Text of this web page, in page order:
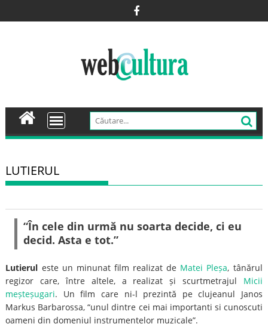
to
LUTIERUL
“În cele din urmă nu soarta decide, ci eu
decid. Asta e tot.”
Lutierul este un minunat film realizat de Matei Pleșa, tânărul
regizor care, între altele, a realizat și scurtmetrajul Micii
meșteșugari. Un film care ni-l prezintă pe clujeanul Janos
Markus Barbarossa, “unul dintre cei mai importanti si cunoscuti
oameni din domeniul instrumentelor muzicale”.